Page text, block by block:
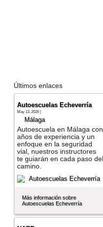
Últimos enlaces
Autoescuelas Echeverría
May 13, 2026 |
Málaga
Autoescuela en Málaga con
años de experiencia y un
enfoque en la seguridad
vial, nuestros instructores
te guiarán en cada paso del
camino.
Más información sobre
Autoescuelas Echeverría